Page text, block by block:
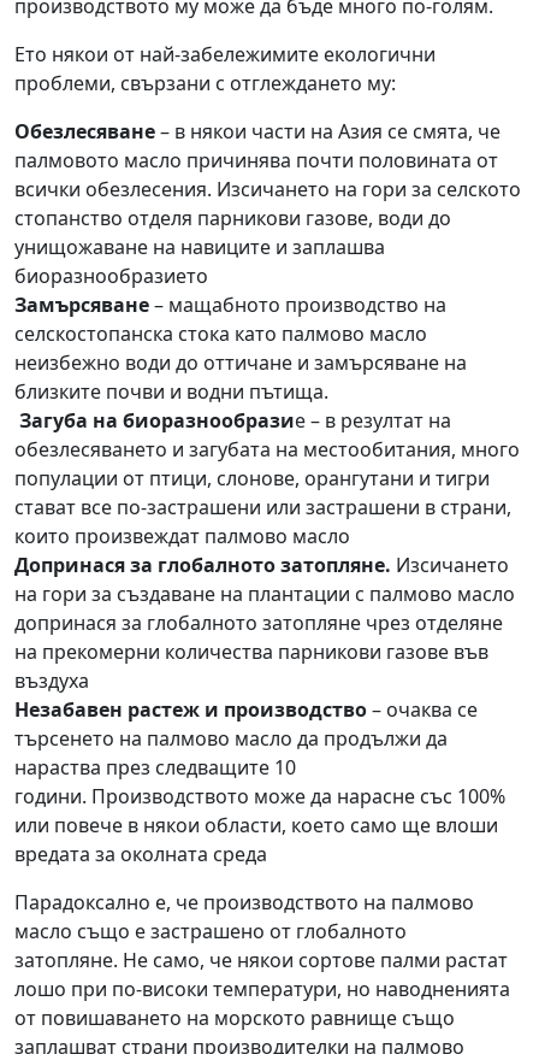
производството му може да бъде много по-голям.
Ето някои от най-забележимите екологични
проблеми, свързани с отглеждането му:
Обезлесяване– в някои части на Азия се смята, че
палмовото масло причинява почти половината от
всички обезлесения. Изсичането на гори за селското
стопанство отделя парникови газове, води до
унищожаване на навиците и заплашва
биоразнообразието
Замърсяване– мащабното производство на
селскостопанска стока като палмово масло
неизбежно води до оттичане и замърсяване на
близките почви и водни пътища.
Загуба на биоразнообразие – в резултат на
обезлесяването и загубата на местообитания, много
популации от птици, слонове, орангутани и тигри
стават все по-застрашени или застрашени в страни,
които произвеждат палмово масло
Допринася за глобалното затопляне. Изсичането
на гори за създаване на плантации с палмово масло
допринася за глобалното затопляне чрез отделяне
на прекомерни количества парникови газове във
въздуха
Незабавен растеж и производство– очаква се
търсенето на палмово масло да продължи да
нараства през следващите 10
години. Производството може да нарасне със 100%
или повече в някои области, което само ще влоши
вредата за околната среда
Парадоксално е, че производството на палмово
масло също е застрашено от глобалното
затопляне. Не само, че някои сортове палми растат
лошо при по-високи температури, но наводненията
от повишаването на морското равнище също
заплашват страни производителки на палмово